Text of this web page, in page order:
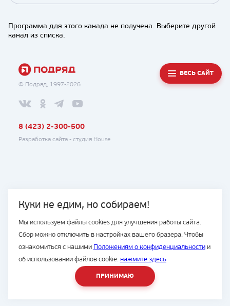
Куки не едим, но собираем!
Мы используем файлы cookies для улучшения работы сайта.
Сбор можно отключить в настройках вашего бразера. Чтобы
ознакомиться с нашими Положениям о конфиденциальностии
об использовании файлов cookie. нажмите здесь
ПРИНИМАЮ
Программа для этого канала не получена. Выберите другой
канал из списка.
© Подряд, 1997-2026
ВЕСЬ САЙТ
8 (423) 2-300-500
Разработка сайта - студия House